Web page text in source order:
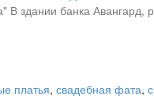
В здании банка Авангард,
платья, свадебная фата,